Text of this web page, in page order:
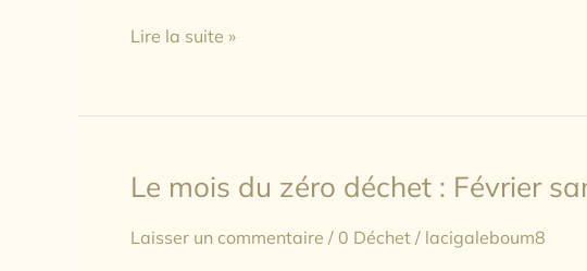
Lire la suite »
Le mois du zéro déchet : Février
Laisser un commentaire / 0 Déchet / lacigaleboum8
Le
du